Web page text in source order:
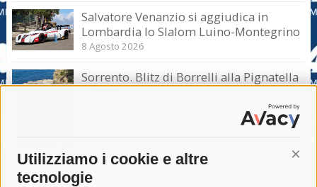
Utilizziamo i cookie e altre
tecnologie
Salvatore Venanzio si aggiudica in
Lombardia lo Slalom Luino-Montegrino
8 Agosto 2026
Sorrento. Blitz di Borrelli alla Pignatella
– video –